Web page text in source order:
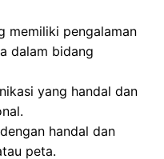
memiliki pengalaman
dalam bidang
yang handal dan
handal dan
peta.